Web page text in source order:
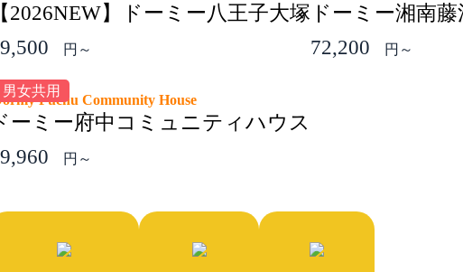
2026NEW】ドーミー八王子大塚
円～
ドーミー湘南藤
72,200
円～
男女共用
Fuchu Community House
ーミー府中コミュニティハウス
円～